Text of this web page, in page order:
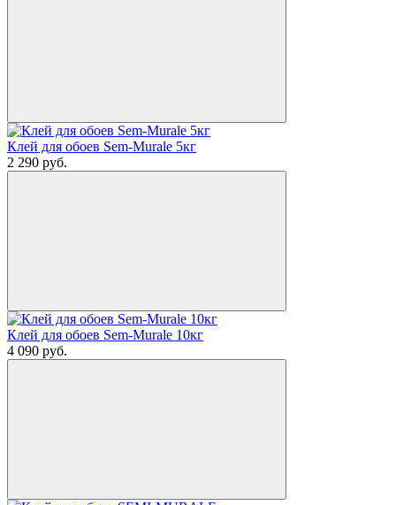
Клей для обоев Sem-Murale 5кг
2 290 руб.
Клей для обоев Sem-Murale 10кг
4 090 руб.